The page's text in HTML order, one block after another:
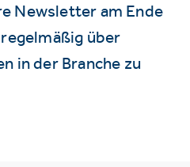
Newsletter am Ende
über
in der Branche zu